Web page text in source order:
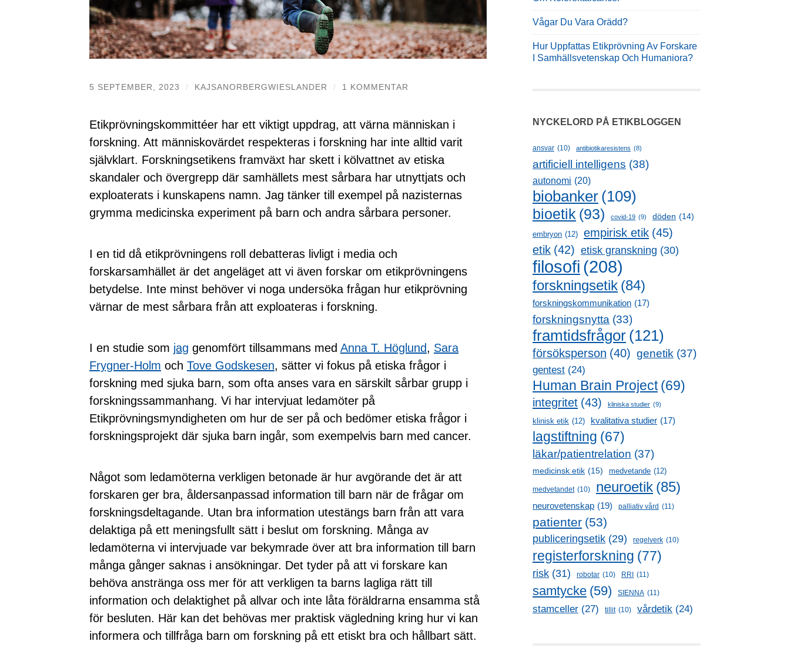
5 SEPTEMBER, 2023 / KAJSANORBERGWIESLANDER / 1 KOMMENTAR
Etikprövningskommittéer har ett viktigt uppdrag, att värna människan i
forskning. Att människovärdet respekteras i forskning har inte alltid varit
självklart. Forskningsetikens framväxt har skett i kölvattnet av etiska
skandaler och övergrepp där samhällets mest sårbara har utnyttjats och
exploaterats i kunskapens namn. Jag tänker till exempel på nazisternas
grymma medicinska experiment på barn och andra sårbara personer.
I en tid då etikprövningens roll debatteras livligt i media och
forskarsamhället är det angeläget att vi även forskar om etikprövningens
betydelse. Inte minst behöver vi noga undersöka frågan hur etikprövning
värnar de mest sårbara från att exploateras i forskning.
I en studie som jag genomfört tillsammans med Anna T. Höglund, Sara
Frygner-Holm och Tove Godskesen, sätter vi fokus på etiska frågor i
forskning med sjuka barn, som ofta anses vara en särskilt sårbar grupp i
forskningssammanhang. Vi har intervjuat ledamöter på
Etikprövningsmyndigheten om hur de ser på och bedömer etiska frågor i
forskningsprojekt där sjuka barn ingår, som exempelvis barn med cancer.
Något som ledamöterna verkligen betonade är hur avgörande det är att
forskaren ger bra, åldersanpassad information till barn när de frågar om
forskningsdeltagande. Utan bra information utestängs barn från att vara
delaktiga på ett meningsfullt sätt i beslut om forskning. Många av
ledamöterna vi intervjuade var bekymrade över att bra information till barn
många gånger saknas i ansökningar. Det tyder på att vi forskare kan
behöva anstränga oss mer för att verkligen ta barns lagliga rätt till
information och delaktighet på allvar och inte låta föräldrarna ensamma stå
för besluten. Här kan det behövas mer praktisk vägledning kring hur vi kan
informera och tillfråga barn om forskning på ett etiskt bra och hållbart sätt.
Vågar Du Vara Orädd?
Hur Uppfattas Etikprövning Av Forskare
I Samhällsvetenskap Och Humaniora?
NYCKELORD PÅ ETIKBLOGGEN
ansvar (10) antibiotikaresistens (8)
artificiell intelligens (38)
autonomi (20)
biobanker (109)
bioetik (93) covid-19 (9) döden (14)
embryon (12) empirisk etik (45)
etik (42) etisk granskning (30)
filosofi (208)
forskningsetik (84)
forskningskommunikation (17)
forskningsnytta (33)
framtidsfrågor (121)
försöksperson (40) genetik (37)
gentest (24)
Human Brain Project (69)
integritet (43) kliniska studier (9)
klinisk etik (12) kvalitativa studier (17)
lagstiftning (67)
läkar/patientrelation (37)
medicinsk etik (15) medvetande (12)
medvetandet (10) neuroetik (85)
neurovetenskap (19) palliativ vård (11)
patienter (53)
publiceringsetik (29) regelverk (10)
registerforskning (77)
risk (31) robotar (10) RRI (11)
samtycke (59) SIENNA (11)
stamceller (27) tillit (10) vårdetik (24)